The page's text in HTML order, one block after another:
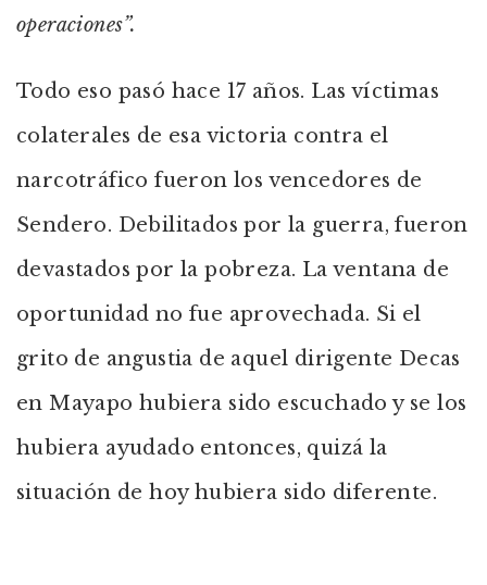
operaciones”.
Todo eso pasó hace 17 años. Las víctimas
colaterales de esa victoria contra el
narcotráfico fueron los vencedores de
Sendero. Debilitados por la guerra, fueron
devastados por la pobreza. La ventana de
oportunidad no fue aprovechada. Si el
grito de angustia de aquel dirigente Decas
en Mayapo hubiera sido escuchado y se los
hubiera ayudado entonces, quizá la
situación de hoy hubiera sido diferente.